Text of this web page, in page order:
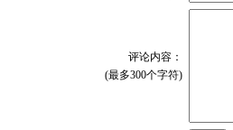
评论内容：
(最多300个字符)